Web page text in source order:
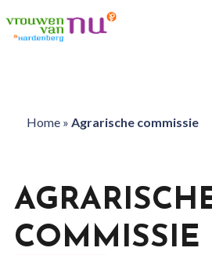
Home» Agrarische commissie
COMMISSIE